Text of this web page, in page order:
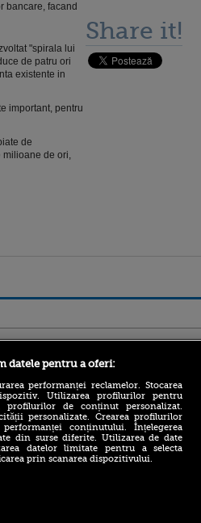
bancare, facand
"spirala lui
de patru ori
existente in
important, pentru
de
milioane de ori,
Share it!
Atmosferă din altă
datele pentru a oferi:
performanței reclamelor. Stocarea
Utilizarea profilurilor pentru
profilurilor de conținut personalizat.
personalizate. Crearea profilurilor
conținutului. Înțelegerea
din surse diferite. Utilizarea de date
datelor limitate pentru a selecta
prin scanarea dispozitivului.